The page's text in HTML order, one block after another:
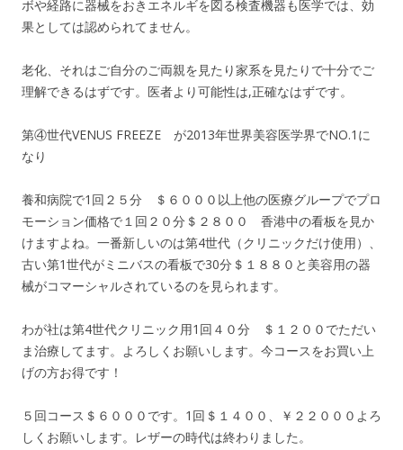
ボや経路に器械をおきエネルギを図る検査機器も医学では、効
果としては認められてません。
老化、それはご自分のご両親を見たり家系を見たりで十分でご
理解できるはずです。医者より可能性は,正確なはずです。
第④世代VENUS FREEZE が2013年世界美容医学界でNO.1に
なり
養和病院で1回２５分 ＄６０００以上他の医療グループでプロ
モーション価格で１回２０分＄２８００ 香港中の看板を見か
けますよね。一番新しいのは第4世代（クリニックだけ使用）、
古い第1世代がミニバスの看板で30分＄１８８０と美容用の器
械がコマーシャルされているのを見られます。
わが社は第4世代クリニック用1回４０分 ＄１２００でただい
ま治療してます。よろしくお願いします。今コースをお買い上
げの方お得です！
５回コース＄６０００です。1回＄１４００、￥２２０００よろ
しくお願いします。レザーの時代は終わりました。